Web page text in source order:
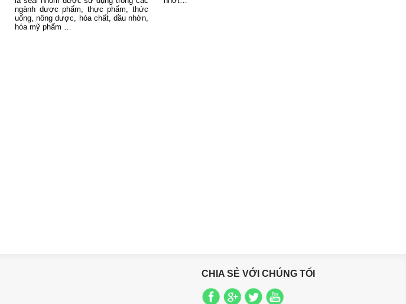
ngành dược phẩm, thực phẩm, thức
uống, nông dược, hóa chất, dầu nhờn,
hóa mỹ phẩm …
CHIA SẺ VỚI CHÚNG TỐI